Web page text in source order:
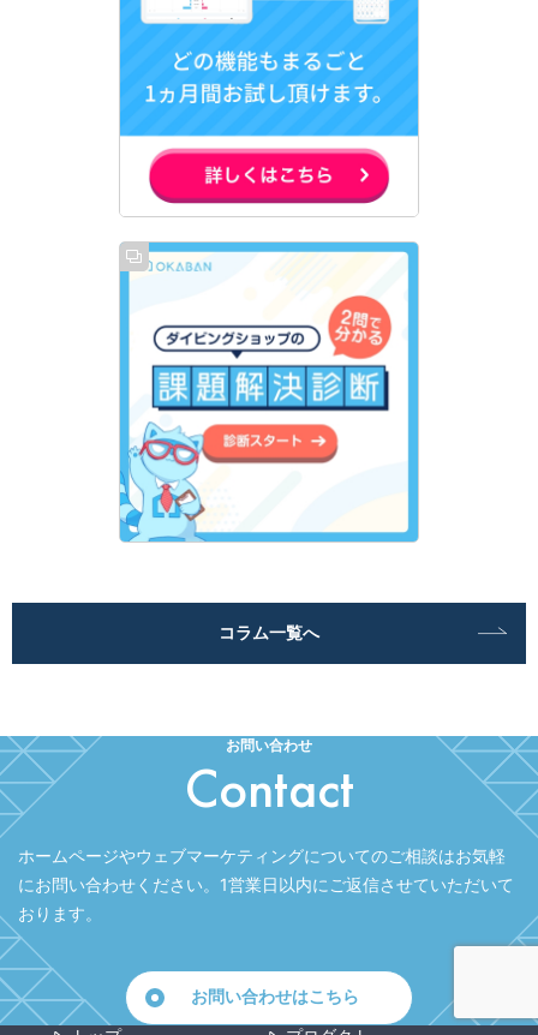
コラム一覧へ
お問い合わせ
Contact
ホームページやウェブマーケティングについてのご相談はお気軽
にお問い合わせください。 1営業日以内にご返信させていただいて
おります。
お問い合わせはこちら